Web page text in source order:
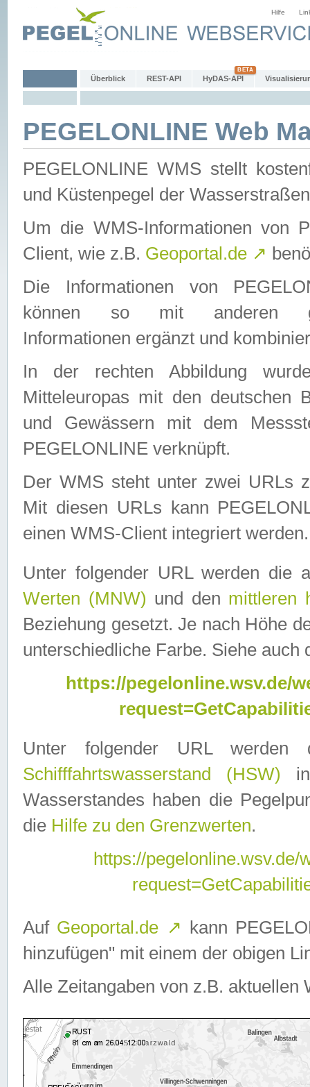
Hilfe
Überblick REST-API HyDAS-API
PEGELONLINE Web
PEGELONLINE WMS stellt
und Küstenpegel der
Um die WMS-Informationen von
Client, wie z.B. Geoportal.de ↗
Die Informationen von
können so mit anderen
Informationen ergänzt und
In der rechten Abbildung
Mitteleuropas mit den deutschen
und Gewässern mit dem
PEGELONLINE verknüpft.
Der WMS steht unter zwei URLs
Mit diesen URLs kann
einen WMS-Client integriert werden.
Unter folgender URL werden die
Werten (MNW) und den mittleren
Beziehung gesetzt. Je nach Höhe
unterschiedliche Farbe. Siehe auch
https://pegelonline.wsv.de/
Unter folgender URL
Schifffahrtswasserstand (HSW)
Wasserstandes haben die
die Hilfe zu den Grenzwerten.
https://
Auf Geoportal.de ↗ kann
hinzufügen" mit einem der obigen
Alle Zeitangaben von z.B. aktuellen